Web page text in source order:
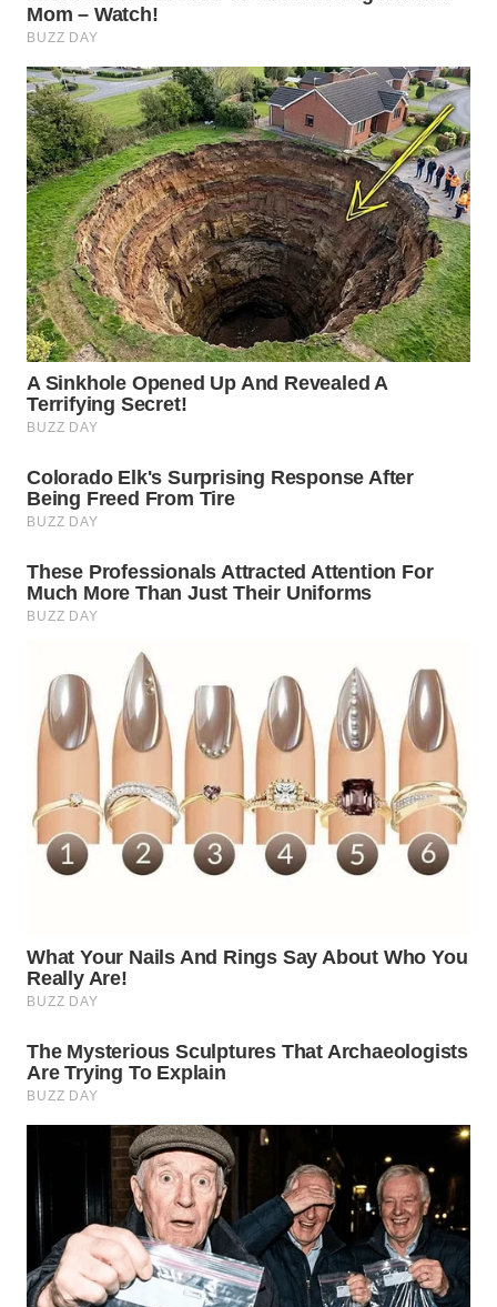
WN
WN
DAIRI
WN
DANAU
TOBA
WN
NIAS
WN
LANGKAT
TAPANULI
SELATAN
WN
TANJUNG
LESUNG
WN
KARO
WN
SIMALUNGUN
WN
LABUHANBATU
TENGAH
SERDANG
WN
TEBING
PAKPAK
WN